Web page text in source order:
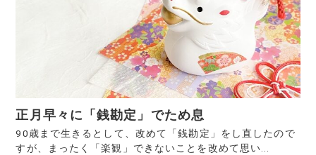
正月早々に「銭勘定」でため息
90歳まで生きるとして、改めて「銭勘定」をし直したので
すが、まったく「楽観」できないことを改めて思い...